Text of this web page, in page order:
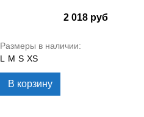
2 018руб
Размеры в наличии:
L
M S XS
В корзину